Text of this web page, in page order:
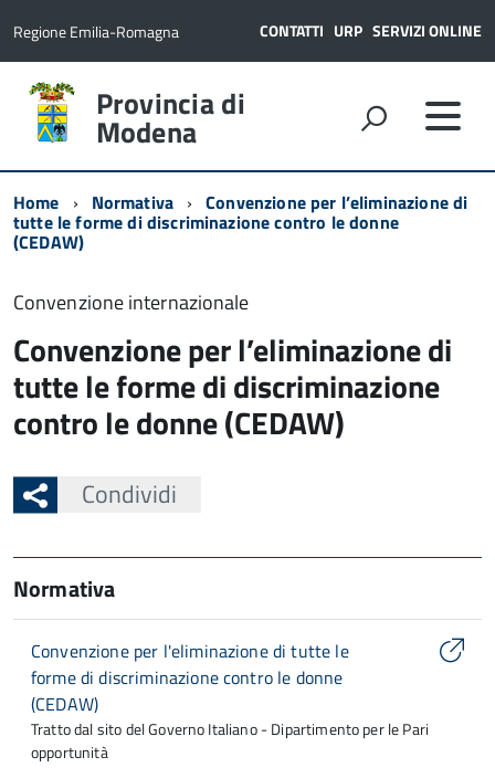
Regione Emilia-Romagna CONTATTI URP SERVIZI ONLINE
Provincia di
Modena
Home Normativa Convenzione per l’eliminazione di
tutte le forme di discriminazione contro le donne
(CEDAW)
Convenzione internazionale
Convenzione per l’eliminazione di
tutte le forme di discriminazione
contro le donne (CEDAW)
Condividi
Normativa
Convenzione per l'eliminazione di tutte le
forme di discriminazione contro le donne
(CEDAW)
Tratto dal sito del Governo Italiano - Dipartimento per le Pari
opportunità